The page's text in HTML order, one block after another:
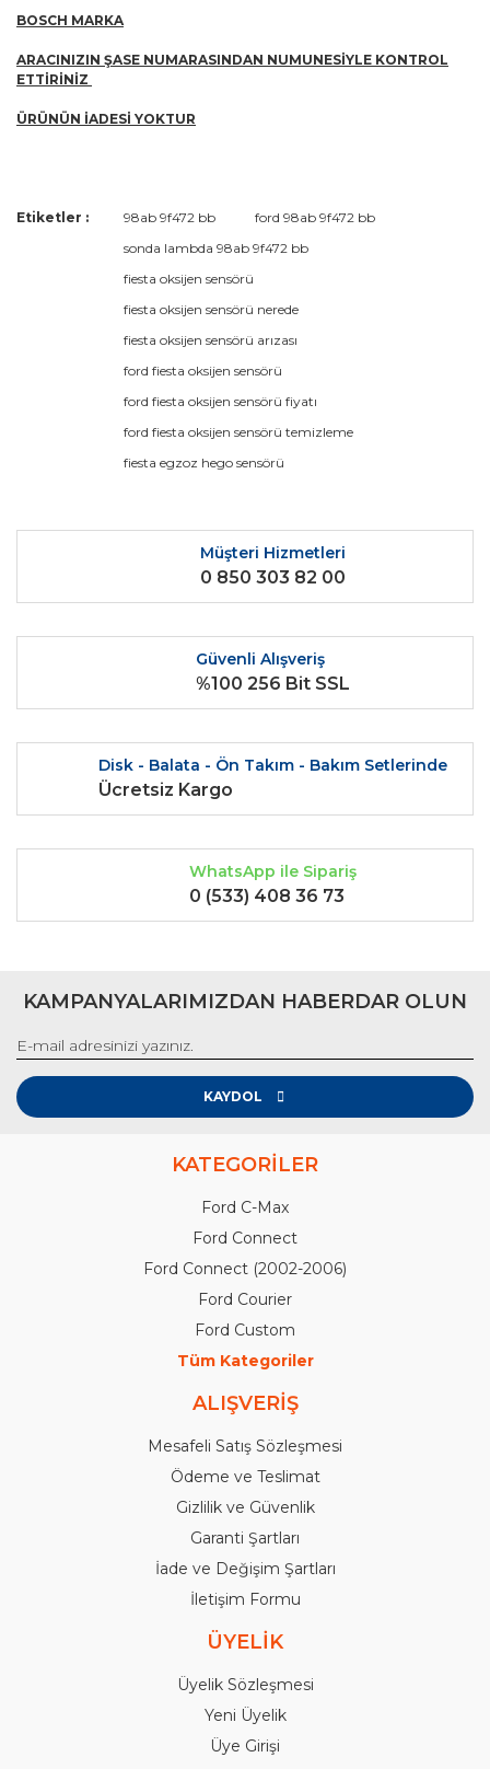
BOSCH MARKA
ARACINIZIN ŞASE NUMARASINDAN NUMUNESİYLE KONTROL
ETTİRİNİZ
ÜRÜNÜN İADESİ YOKTUR
Bu ürüne ilk yorumu siz yapın!
Yorum Yaz
Bu ürünün fiyat bilgisi, resim, ürün açıklamalarında ve diğer
kullanarak tarafımıza iletebilirsiniz.
Görüş ve önerileriniz için teşekkür ederiz.
Gönder
Etiketler : 98ab 9f472 bb
ford 98ab 9f472 bb
sonda lambda 98ab 9f472 bb
fiesta oksijen sensörü
fiesta oksijen sensörü nerede
fiesta oksijen sensörü arızası
ford fiesta oksijen sensörü
ford fiesta oksijen sensörü fiyatı
ford fiesta oksijen sensörü temizleme
fiesta egzoz hego sensörü
Müşteri Hizmetleri
0 850 303 82 00
Güvenli Alışveriş
%100 256 Bit SSL
Disk - Balata - Ön Takım - Bakım Setlerinde
Ücretsiz Kargo
WhatsApp ile Sipariş
0 (533) 408 36 73
KAMPANYALARIMIZDAN HABERDAR OLUN
KAYDOL
KATEGORİLER
Ford C-Max
Ford Connect
Ford Connect (2002-2006)
Ford Courier
Ford Custom
Tüm Kategoriler
ALIŞVERİŞ
Mesafeli Satış Sözleşmesi
Ödeme ve Teslimat
Gizlilik ve Güvenlik
Garanti Şartları
İade ve Değişim Şartları
İletişim Formu
ÜYELİK
Üyelik Sözleşmesi
Yeni Üyelik
Üye Girişi